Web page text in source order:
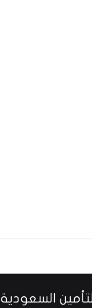
السعودية